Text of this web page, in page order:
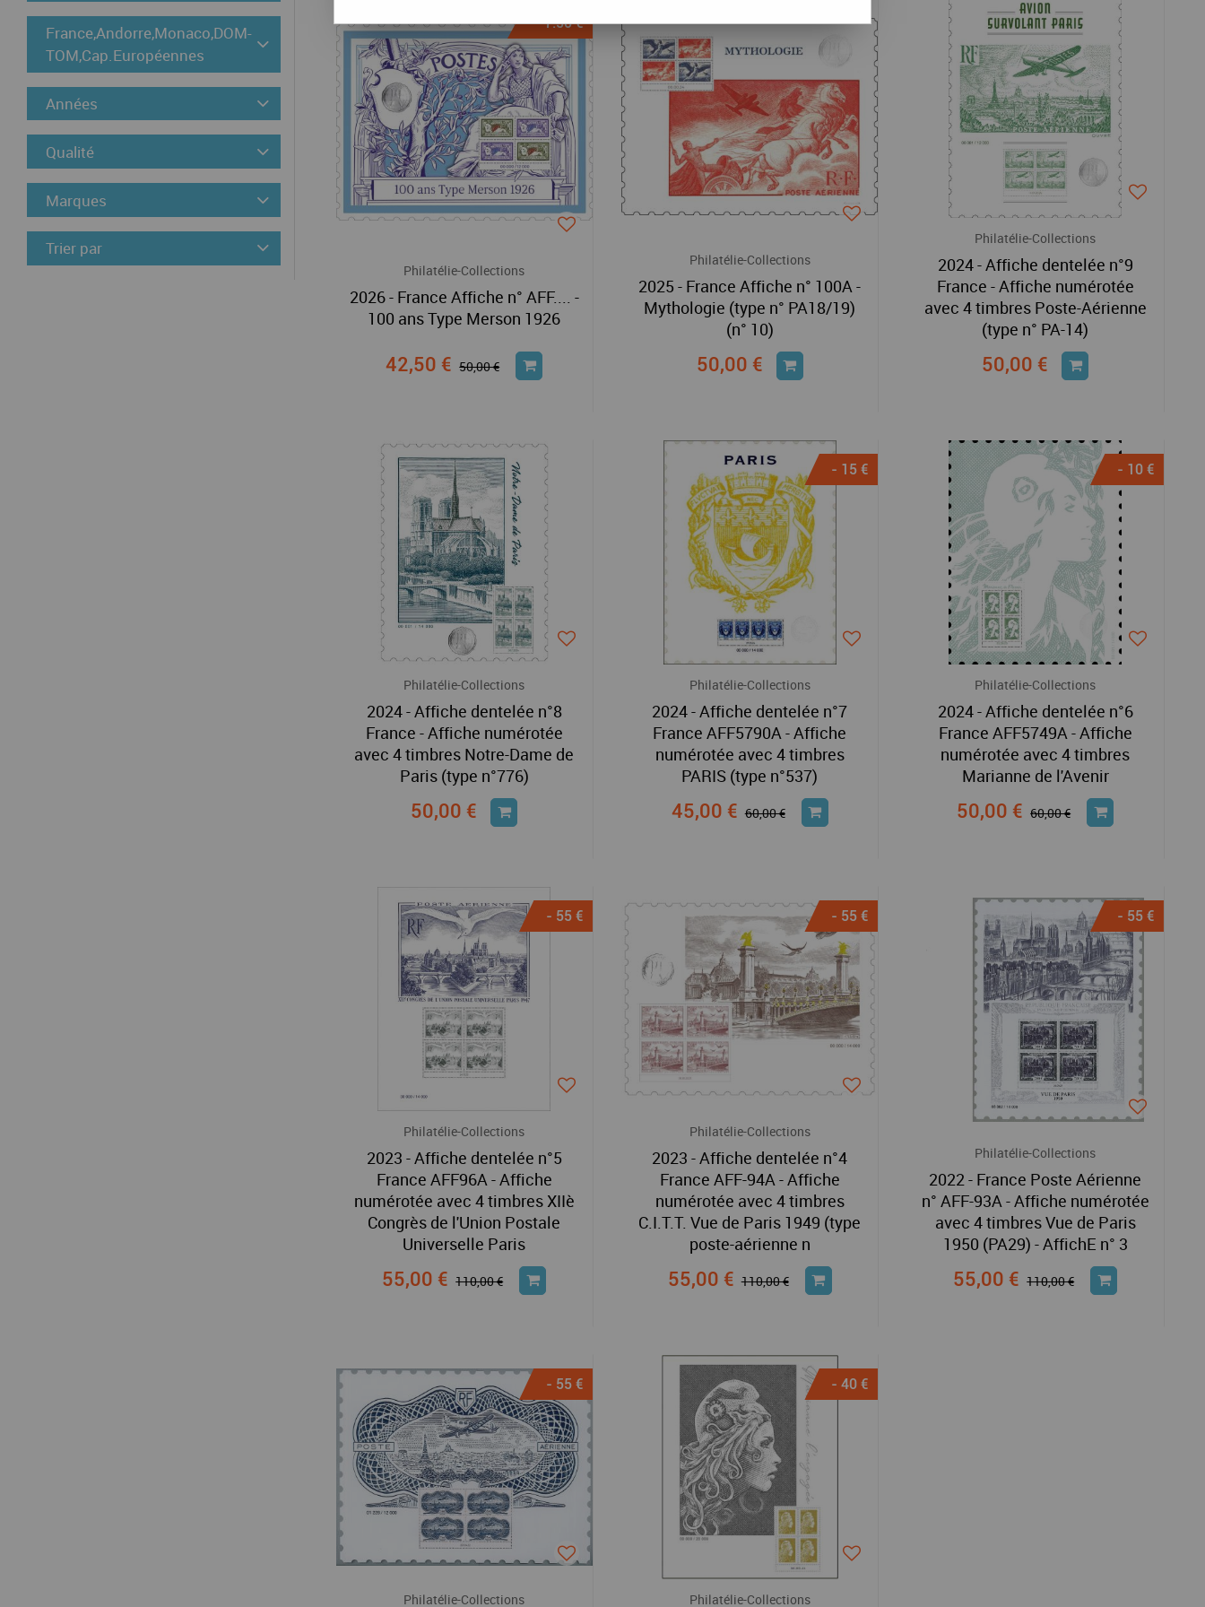
France,Andorre,Monaco,DOM-
TOM,Cap.Européennes
Années
Qualité
Marques
Trier par
- 7.50 €
Philatélie-Collections
2026 - France Affiche n° AFF.... -
100 ans Type Merson 1926
42,50 € 50,00 €
Philatélie-Collections
2025 - France Affiche n° 100A -
Mythologie (type n° PA18/19)
(n° 10)
50,00 €
Philatélie-Collections
2024 - Affiche dentelée n°9
France - Affiche numérotée
avec 4 timbres Poste-Aérienne
(type n° PA-14)
50,00 €
Philatélie-Collections
2024 - Affiche dentelée n°8
France - Affiche numérotée
avec 4 timbres Notre-Dame de
Paris (type n°776)
50,00 €
- 15 €
Philatélie-Collections
2024 - Affiche dentelée n°7
France AFF5790A - Affiche
numérotée avec 4 timbres
PARIS (type n°537)
45,00 € 60,00 €
- 10 €
Philatélie-Collections
2024 - Affiche dentelée n°6
France AFF5749A - Affiche
numérotée avec 4 timbres
Marianne de l'Avenir
50,00 € 60,00 €
- 55 €
Philatélie-Collections
2023 - Affiche dentelée n°5
France AFF96A - Affiche
numérotée avec 4 timbres XIIè
Congrès de l'Union Postale
Universelle Paris
55,00 € 110,00 €
- 55 €
Philatélie-Collections
2023 - Affiche dentelée n°4
France AFF-94A - Affiche
numérotée avec 4 timbres
C.I.T.T. Vue de Paris 1949 (type
poste-aérienne n
55,00 € 110,00 €
- 55 €
Philatélie-Collections
2022 - France Poste Aérienne
n° AFF-93A - Affiche numérotée
avec 4 timbres Vue de Paris
1950 (PA29) - AffichE n° 3
55,00 € 110,00 €
- 55 €
Philatélie-Collections
- 40 €
Philatélie-Collections